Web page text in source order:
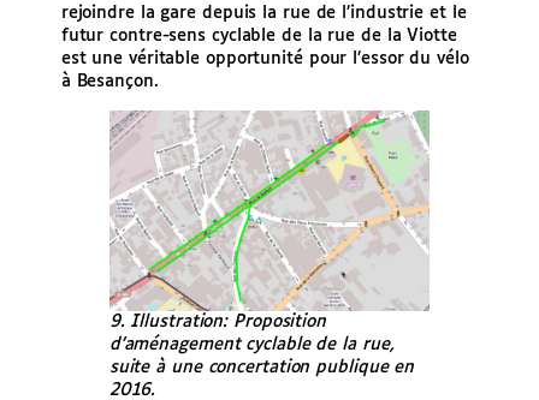
rejoindre la gare depuis la rue de l’industrie et le
futur contre-sens cyclable de la rue de la Viotte
est une véritable opportunité pour l’essor du vélo
à Besançon.
9. Illustration: Proposition
d’aménagement cyclable de la rue,
suite à une concertation publique en
2016.